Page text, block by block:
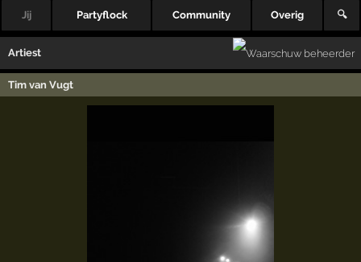
Jij Partyflock Community Overig 🔍
Artiest
Tim van Vugt